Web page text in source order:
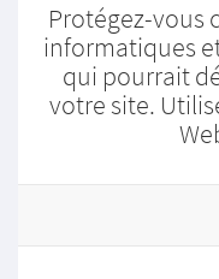
Protégez-vous
informatiques
qui pourrait
votre site.